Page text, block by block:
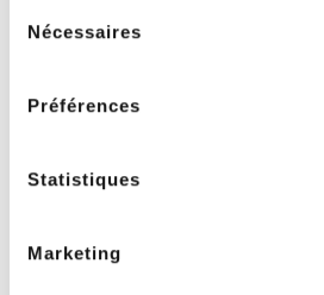
Nécessaires
Préférences
Statistiques
Marketing